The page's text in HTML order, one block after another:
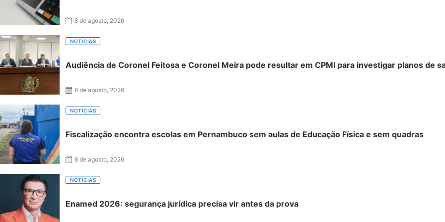
8 de agosto, 2026
NOTÍCIAS
Audiência de Coronel Feitosa e Coronel Meira pode resultar em CPMI para investigar planos de
8 de agosto, 2026
NOTÍCIAS
Fiscalização encontra escolas em Pernambuco sem aulas de Educação Física e sem quadras
8 de agosto, 2026
NOTÍCIAS
Enamed 2026: segurança jurídica precisa vir antes da prova